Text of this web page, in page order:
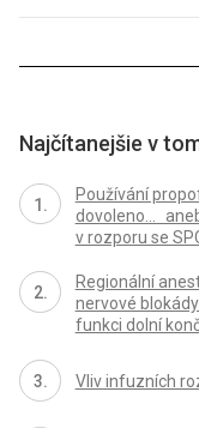
Najčítanejšie v
Používání
dovoleno...
v rozporu se
Regionální
nervové
funkci dolní
Vliv infuzních